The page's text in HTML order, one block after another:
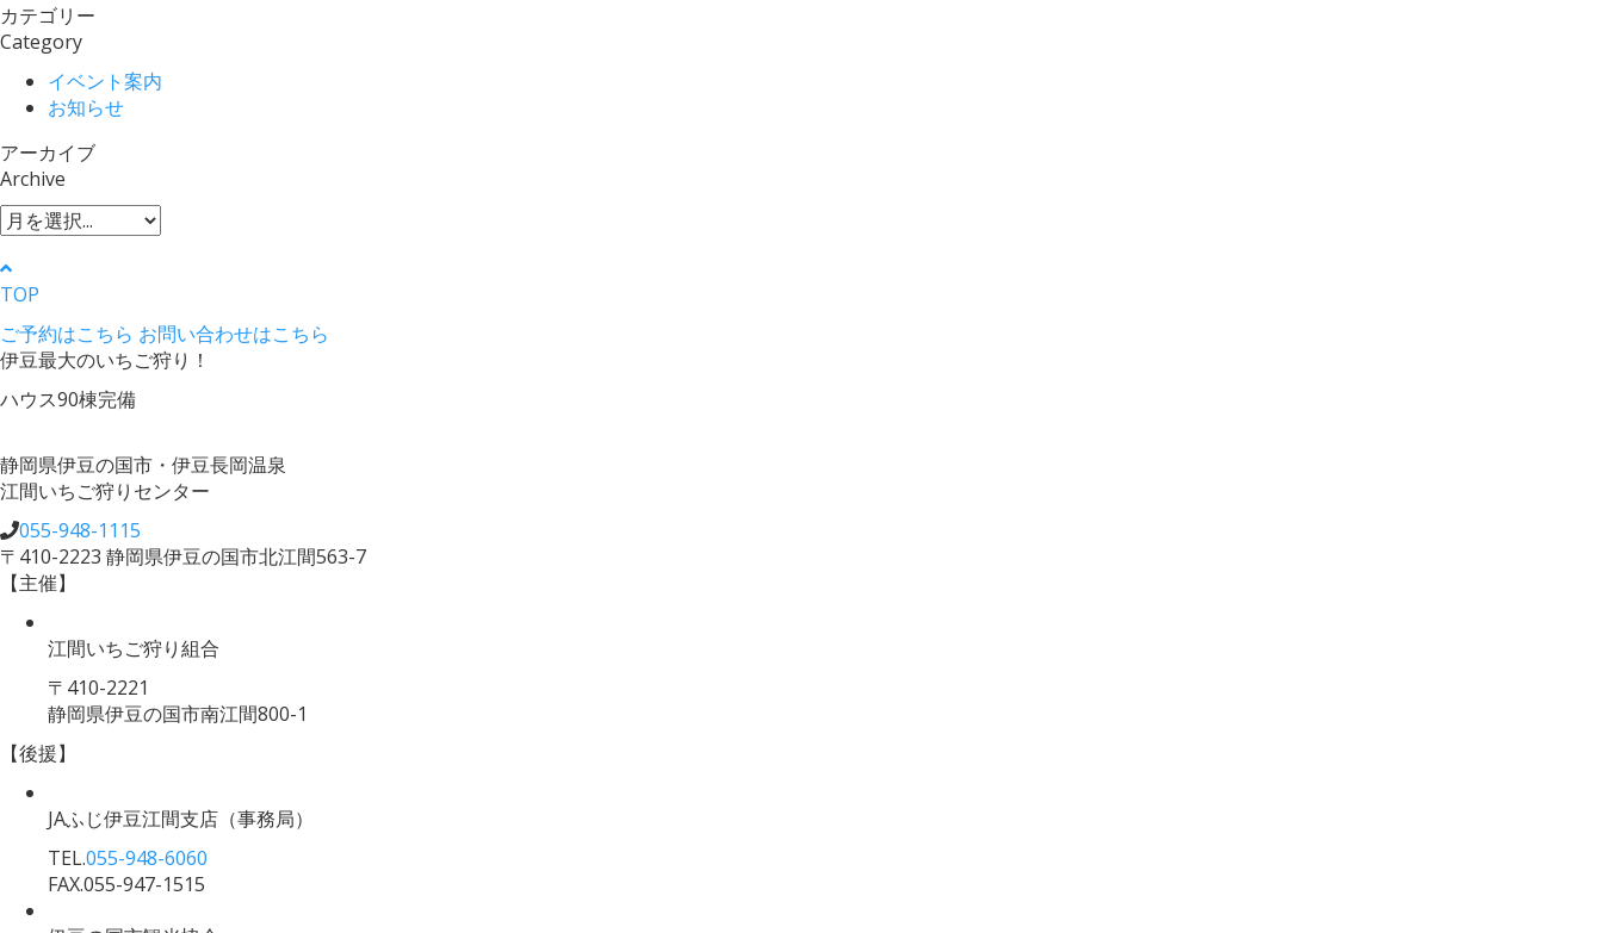
カテゴリー
Category
イベント案内
お知らせ
アーカイブ
Archive
TOP
ご予約はこちら お問い合わせはこちら
伊豆最大のいちご狩り！
ハウス90棟完備
静岡県伊豆の国市・伊豆長岡温泉
江間いちご狩りセンター
055-948-1115
〒410-2223 静岡県伊豆の国市北江間563-7
【主催】
江間いちご狩り組合
〒410-2221
静岡県伊豆の国市南江間800-1
【後援】
JAふじ伊豆江間支店 （事務局）
TEL.055-948-6060
FAX.055-947-1515